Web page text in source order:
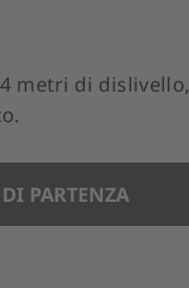
metri di dislivello,
PARTENZA